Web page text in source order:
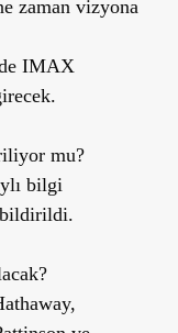
zaman vizyona
IMAX
mu?
bilgi